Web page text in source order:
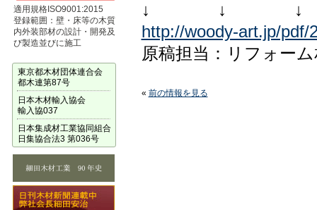
適用規格ISO9001:2015
登録範囲：壁・床等の木質
内外装部材の設計・開発及
び製造並びに施工
東京都木材団体連合会
都木連第87号
日本木材輸入協会
輸入協037
日本集成材工業協同組合
日集協合法3 第036号
↓ ↓ ↓
http://woody-art.jp/pdf/
原稿担当：リフォー
« 前の情報を見る